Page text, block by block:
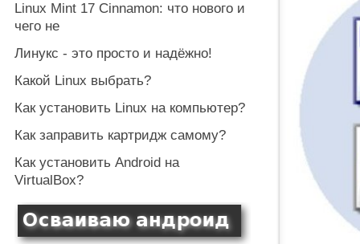
Linux Mint 17 Cinnamon: что нового и
чего не
Линукс - это просто и надёжно!
Какой Linux выбрать?
Как установить Linux на компьютер?
Как заправить картридж самому?
Как установить Android на
VirtualBox?